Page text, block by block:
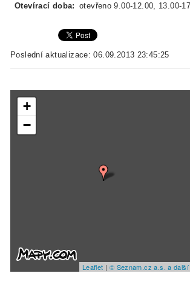
Otevírací doba: otevřeno 9.00-12.00, 13.00-
Poslední aktualizace: 06.09.2013 23:45:25
+
−
Leaflet | © Seznam.cz a.s. a další